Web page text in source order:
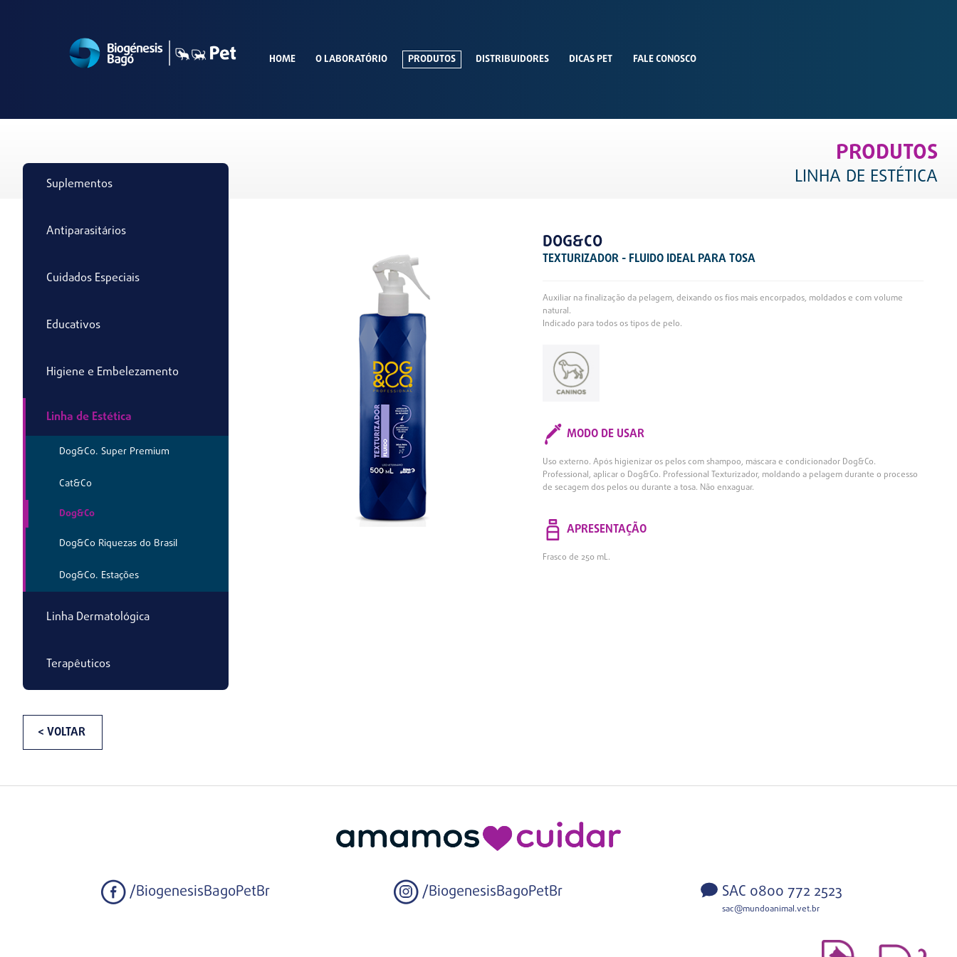
HOME O LABORATÓRIO PRODUTOS DISTRIBUIDORES DICAS PET FALE CONOSCO
PRODUTOS
LINHA DE ESTÉTICA
Suplementos
Antiparasitários
Cuidados Especiais
Educativos
Higiene e Embelezamento
Linha de Estética
Dog&Co. Super Premium
Cat&Co
Dog&Co
Dog&Co Riquezas do Brasil
Dog&Co. Estações
Linha Dermatológica
Terapêuticos
< VOLTAR
DOG&CO
TEXTURIZADOR - FLUIDO IDEAL PARA TOSA
Auxiliar na finalização da pelagem, deixando os fios mais encorpados, moldados e com volume
natural.
Indicado para todos os tipos de pelo.
MODO DE USAR
Uso externo. Após higienizar os pelos com shampoo, máscara e condicionador Dog&Co.
Professional, aplicar o Dog&Co. Professional Texturizador, moldando a pelagem durante o processo
de secagem dos pelos ou durante a tosa. Não enxaguar.
APRESENTAÇÃO
Frasco de 250 mL.
/BiogenesisBagoPetBr /BiogenesisBagoPetBr SAC 0800 772 2523
sac@mundoanimal.vet.br